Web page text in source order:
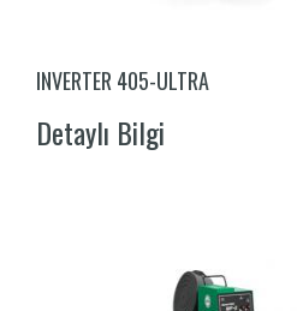
INVERTER 405-ULTRA
Detaylı Bilgi